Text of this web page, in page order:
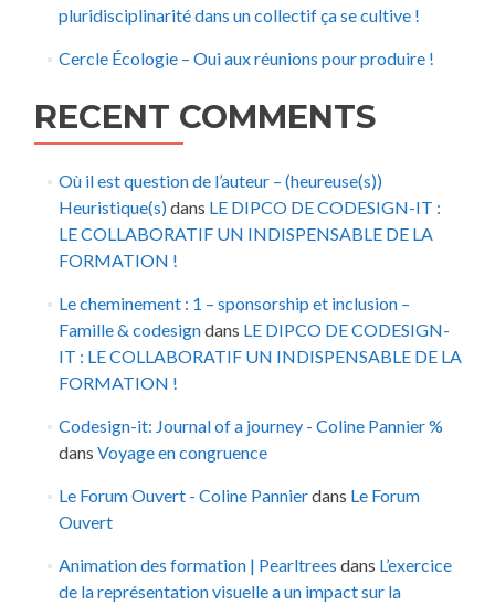
pluridisciplinarité dans un collectif ça se cultive !
Cercle Écologie – Oui aux réunions pour produire !
RECENT COMMENTS
Où il est question de l’auteur – (heureuse(s))
Heuristique(s)dans LE DIPCO DE CODESIGN-IT :
LE COLLABORATIF UN INDISPENSABLE DE LA
FORMATION !
Le cheminement : 1 – sponsorship et inclusion –
Famille & codesigndans LE DIPCO DE CODESIGN-
IT : LE COLLABORATIF UN INDISPENSABLE DE LA
FORMATION !
Codesign-it: Journal of a journey - Coline Pannier %
dans Voyage en congruence
Le Forum Ouvert - Coline Pannierdans Le Forum
Ouvert
Animation des formation | Pearltrees dans L’exercice
de la représentation visuelle a un impact sur la